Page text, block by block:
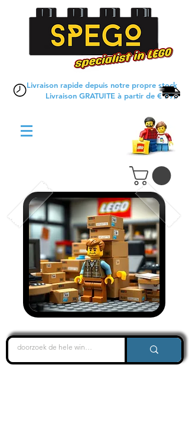
Livraison rapide depuis notre propre stock
Livraison GRATUITE à partir de € 79,-